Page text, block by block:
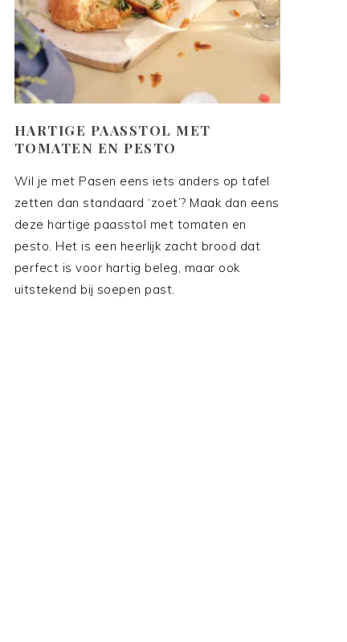
HARTIGE PAASSTOL MET
TOMATEN EN PESTO
Wil je met Pasen eens iets anders op tafel
zetten dan standaard ‘zoet’? Maak dan eens
deze hartige paasstol met tomaten en
pesto. Het is een heerlijk zacht brood dat
perfect is voor hartig beleg, maar ook
uitstekend bij soepen past.